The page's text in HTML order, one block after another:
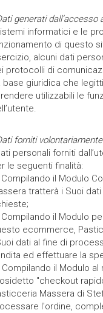
generati dall’accesso
informatici e le
di questo
alcuni dati
protocolli di
base giuridica che
utilizzabili le
forniti volontariamente
personali forniti
le seguenti finalità:
Compilando il Modulo
tratterà i Suoi
Compilando il Modulo
ecommerce,
dati al fine di
ed effettuare la
Compilando il Modulo
"checkout
Massera di
l'ordine,